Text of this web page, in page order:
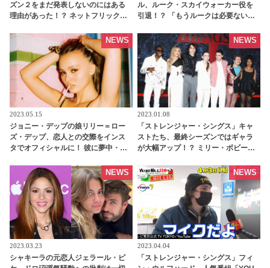
ズン２をまだ発表しないのにはある
理由があった！？ ネットフリックス
ンが推測 - tvgroove
ル、ルーク・スカイウォーカー役を
引退！？ 「もうルークは必要ない」
tvgroove
2023.05.15
ジョニー・デップの娘リリー＝ロー
ズ・デップ、恋人との交際をインス
タでオフィシャルに！ 彼に夢中・・
るお相手は・・？［写真あり］ -
tvgroove
NEWS
2023.01.08
「ストレンジャー・シングス」キャ
ストたち、最終シーズンではギャラ
が大幅アップ！？ ミリー・ボビー・
もらえる額はいったいいくら・・？ -
tvgroove
NEWS
2023.03.23
シャキーラの元恋人ジェラール・ピ
NEWS
2023.04.04
「ストレンジャー・シングス」フィ
NEWS